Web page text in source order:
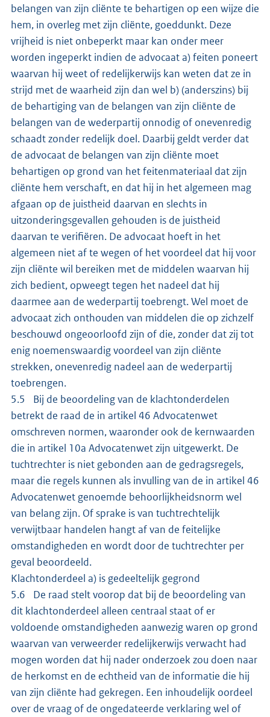
belangen van zijn cliënte te behartigen op een wijze die
hem, in overleg met zijn cliënte, goeddunkt. Deze
vrijheid is niet onbeperkt maar kan onder meer
worden ingeperkt indien de advocaat a) feiten poneert
waarvan hij weet of redelijkerwijs kan weten dat ze in
strijd met de waarheid zijn dan wel b) (anderszins) bij
de behartiging van de belangen van zijn cliënte de
belangen van de wederpartij onnodig of onevenredig
schaadt zonder redelijk doel. Daarbij geldt verder dat
de advocaat de belangen van zijn cliënte moet
behartigen op grond van het feitenmateriaal dat zijn
cliënte hem verschaft, en dat hij in het algemeen mag
afgaan op de juistheid daarvan en slechts in
uitzonderingsgevallen gehouden is de juistheid
daarvan te verifiëren. De advocaat hoeft in het
algemeen niet af te wegen of het voordeel dat hij voor
zijn cliënte wil bereiken met de middelen waarvan hij
zich bedient, opweegt tegen het nadeel dat hij
daarmee aan de wederpartij toebrengt. Wel moet de
advocaat zich onthouden van middelen die op zichzelf
beschouwd ongeoorloofd zijn of die, zonder dat zij tot
enig noemenswaardig voordeel van zijn cliënte
strekken, onevenredig nadeel aan de wederpartij
toebrengen.
5.5 Bij de beoordeling van de klachtonderdelen
betrekt de raad de in artikel 46 Advocatenwet
omschreven normen, waaronder ook de kernwaarden
die in artikel 10a Advocatenwet zijn uitgewerkt. De
tuchtrechter is niet gebonden aan de gedragsregels,
maar die regels kunnen als invulling van de in artikel 46
Advocatenwet genoemde behoorlijkheidsnorm wel
van belang zijn. Of sprake is van tuchtrechtelijk
verwijtbaar handelen hangt af van de feitelijke
omstandigheden en wordt door de tuchtrechter per
geval beoordeeld.
Klachtonderdeel a) is gedeeltelijk gegrond
5.6 De raad stelt voorop dat bij de beoordeling van
dit klachtonderdeel alleen centraal staat of er
voldoende omstandigheden aanwezig waren op grond
waarvan van verweerder redelijkerwijs verwacht had
mogen worden dat hij nader onderzoek zou doen naar
de herkomst en de echtheid van de informatie die hij
van zijn cliënte had gekregen. Een inhoudelijk oordeel
over de vraag of de ongedateerde verklaring wel of